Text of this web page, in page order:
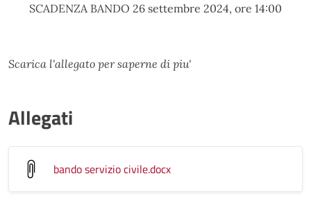
SCADENZA BANDO 26 settembre 2024, ore 14:00
Scarica l'allegato per saperne di piu'
Allegati
bando servizio civile.docx